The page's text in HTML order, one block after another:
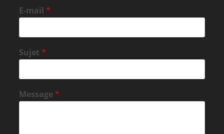
E-mail*
Sujet*
Message*